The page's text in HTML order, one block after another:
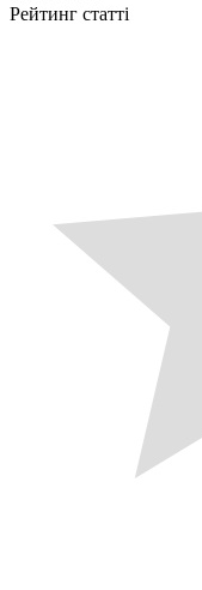
Рейтинг статті